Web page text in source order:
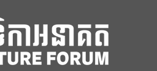
Opportunities Events